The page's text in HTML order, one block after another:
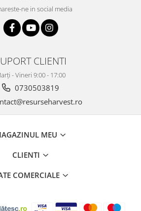
ne in social media
CLIENTI
- Vineri 9:00 - 17:00
0730503819
MEU
CLIENTI
COMERCIALE